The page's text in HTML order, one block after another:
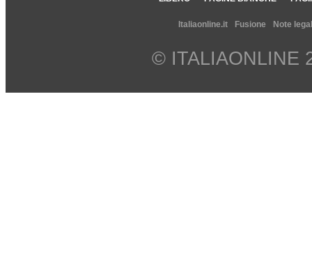
Italiaonline.it Fusione Note
© ITALIAONLINE